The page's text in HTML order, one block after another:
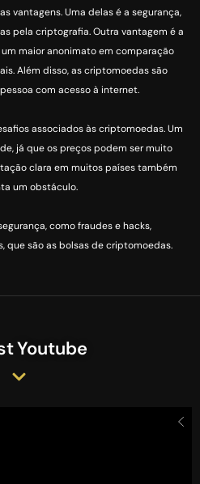
vantagens. Uma delas é a segurança,
pela criptografia. Outra vantagem é a
maior anonimato em comparação
Além disso, as criptomoedas são
com acesso à internet.
associados às criptomoedas. Um
já que os preços podem ser muito
clara em muitos países também
um obstáculo.
como fraudes e hacks,
que são as bolsas de criptomoedas.
Youtube